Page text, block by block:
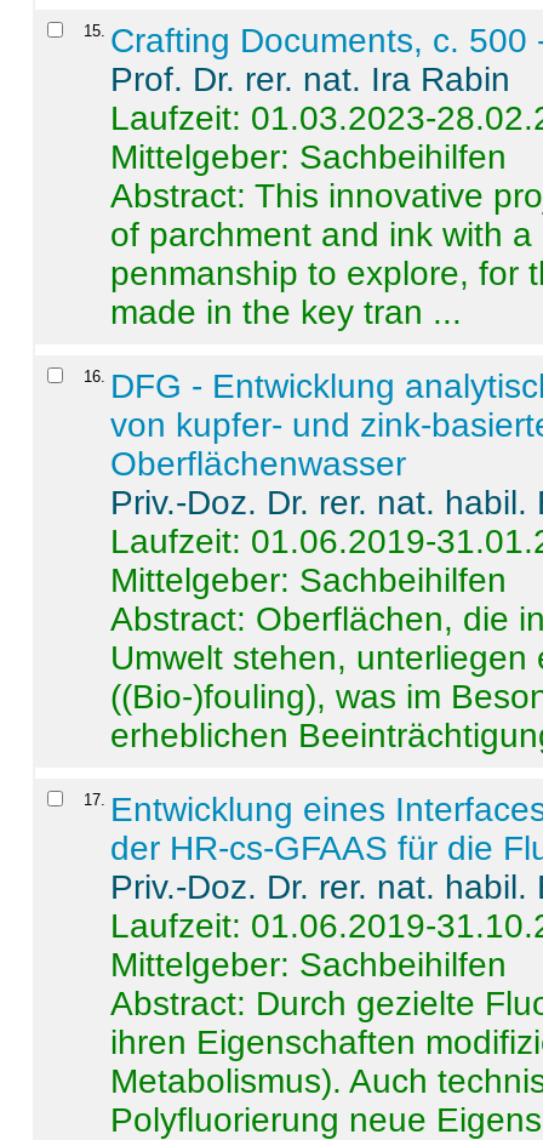
15 Crafting Documents, c. 500
Prof. Dr. rer. nat. Ira Rabin
Laufzeit: 01.03.2023-
Mittelgeber: Sachbeihilfen
Abstract:This innovative
of parchment and ink with
penmanship to explore, for
made in the key tran ...
16
DFG - Entwicklung
von kupfer- und zink-
Oberflächenwasser
Priv.-Doz. Dr. rer. nat.
Laufzeit: 01.06.2019-
Mittelgeber: Sachbeihilfen
Abstract: Oberflächen, die
Umwelt stehen,
((Bio-)fouling), was im
erheblichen
17
Entwicklung eines
der HR-cs-GFAAS für die
Priv.-Doz. Dr. rer. nat.
Laufzeit: 01.06.2019-
Mittelgeber: Sachbeihilfen
Abstract: Durch gezielte
ihren Eigenschaften
Metabolismus). Auch
Polyfluorierung neue